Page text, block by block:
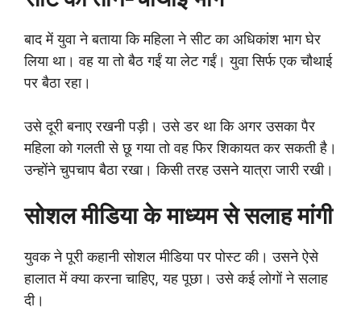
बाद में युवा ने बताया कि महिला ने सीट का अधिकांश भाग घेर
लिया था। वह या तो बैठ गईं या लेट गईं। युवा सिर्फ एक चौथाई
पर बैठा रहा।
उसे दूरी बनाए रखनी पड़ी। उसे डर था कि अगर उसका पैर
महिला को गलती से छू गया तो वह फिर शिकायत कर सकती है।
उन्होंने चुपचाप बैठा रखा। किसी तरह उसने यात्रा जारी रखी।
सोशल मीडिया के माध्यम से सलाह मांगी
युवक ने पूरी कहानी सोशल मीडिया पर पोस्ट की। उसने ऐसे
हालात में क्या करना चाहिए, यह पूछा। उसे कई लोगों ने सलाह
दी।